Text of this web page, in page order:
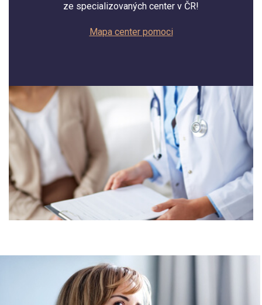
ze specializovaných center v ČR!
Mapa center pomoci